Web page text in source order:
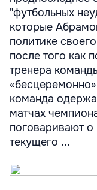
"футбольных
которые
политике
после того как
тренера
команда
матчах
поговаривают
текущего ...